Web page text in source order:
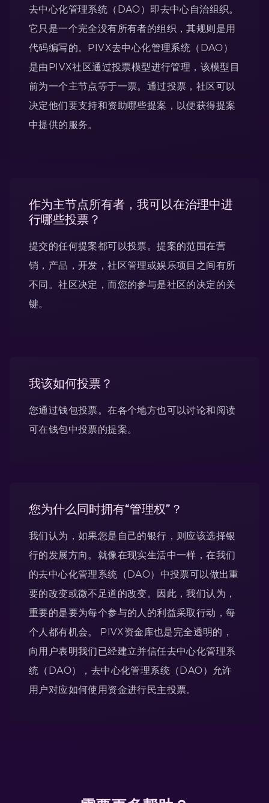
去中心化管理系统（DAO）即去中心自治组织。
它只是一个完全没有所有者的组织，其规则是用
代码编写的。PIVX去中心化管理系统（DAO）
是由PIVX社区通过投票模型进行管理，该模型目
前为一个主节点等于一票。通过投票，社区可以
决定他们要支持和资助哪些提案，以便获得提案
中提供的服务。
作为主节点所有者，我可以在治理中进
行哪些投票？
提交的任何提案都可以投票。提案的范围在营
销，产品，开发，社区管理或娱乐项目之间有所
不同。社区决定，而您的参与是社区的决定的关
键。
我该如何投票？
您通过钱包投票。在各个地方也可以讨论和阅读
可在钱包中投票的提案。
您为什么同时拥有“管理权”？
我们认为，如果您是自己的银行，则应该选择银
行的发展方向。就像在现实生活中一样，在我们
的去中心化管理系统（DAO）中投票可以做出重
要的改变或微不足道的改变。因此，我们认为，
重要的是要为每个参与的人的利益采取行动，每
个人都有机会。 PIVX资金库也是完全透明的，
向用户表明我们已经建立并信任去中心化管理系
统（DAO），去中心化管理系统（DAO）允许
用户对应如何使用资金进行民主投票。